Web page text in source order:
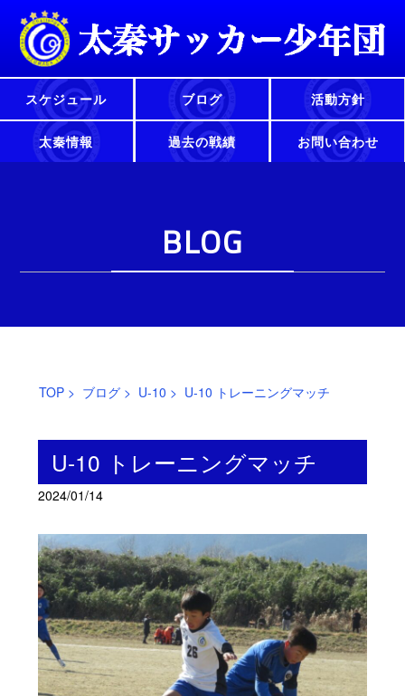
スケジュール ブログ 活動方針
太秦情報 過去の戦績 お問い合わせ
BLOG
TOP> ブログ> U-10 > U-10 トレーニングマッチ
U-10 トレーニングマッチ
2024/01/14